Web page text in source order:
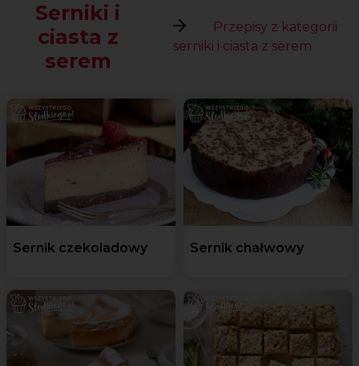
Serniki i
ciasta z
serem
Przepisy z kategorii
serniki i ciasta z serem
Sernik czekoladowy Sernik chałwowy